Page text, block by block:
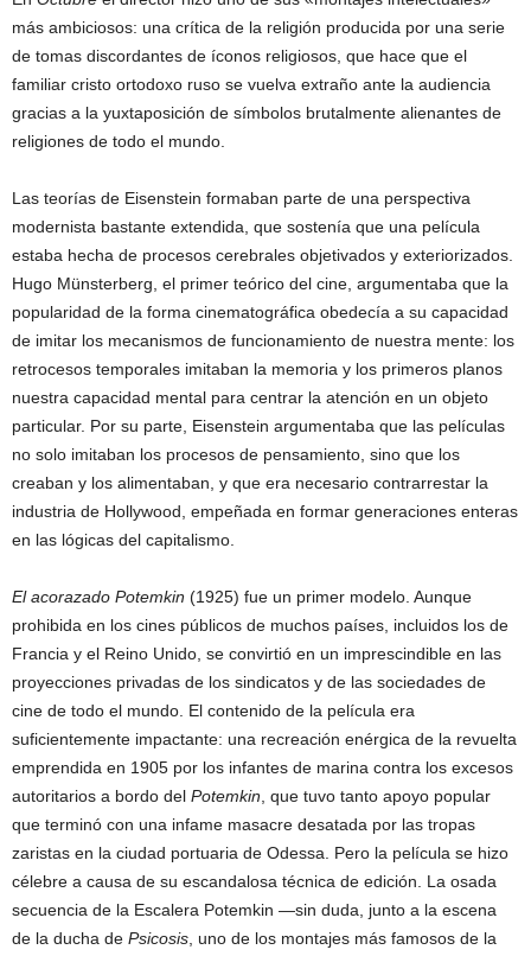
más ambiciosos: una crítica de la religión producida por una serie
de tomas discordantes de íconos religiosos, que hace que el
familiar cristo ortodoxo ruso se vuelva extraño ante la audiencia
gracias a la yuxtaposición de símbolos brutalmente alienantes de
religiones de todo el mundo.
Las teorías de Eisenstein formaban parte de una perspectiva
modernista bastante extendida, que sostenía que una película
estaba hecha de procesos cerebrales objetivados y exteriorizados.
Hugo Münsterberg, el primer teórico del cine, argumentaba que la
popularidad de la forma cinematográfica obedecía a su capacidad
de imitar los mecanismos de funcionamiento de nuestra mente: los
retrocesos temporales imitaban la memoria y los primeros planos
nuestra capacidad mental para centrar la atención en un objeto
particular. Por su parte, Eisenstein argumentaba que las películas
no solo imitaban los procesos de pensamiento, sino que los
creaban y los alimentaban, y que era necesario contrarrestar la
industria de Hollywood, empeñada en formar generaciones enteras
en las lógicas del capitalismo.
El acorazado Potemkin (1925) fue un primer modelo. Aunque
prohibida en los cines públicos de muchos países, incluidos los de
Francia y el Reino Unido, se convirtió en un imprescindible en las
proyecciones privadas de los sindicatos y de las sociedades de
cine de todo el mundo. El contenido de la película era
suficientemente impactante: una recreación enérgica de la revuelta
emprendida en 1905 por los infantes de marina contra los excesos
autoritarios a bordo del Potemkin , que tuvo tanto apoyo popular
que terminó con una infame masacre desatada por las tropas
zaristas en la ciudad portuaria de Odessa. Pero la película se hizo
célebre a causa de su escandalosa técnica de edición. La osada
secuencia de la Escalera Potemkin —sin duda, junto a la escena
de la ducha de Psicosis , uno de los montajes más famosos de la